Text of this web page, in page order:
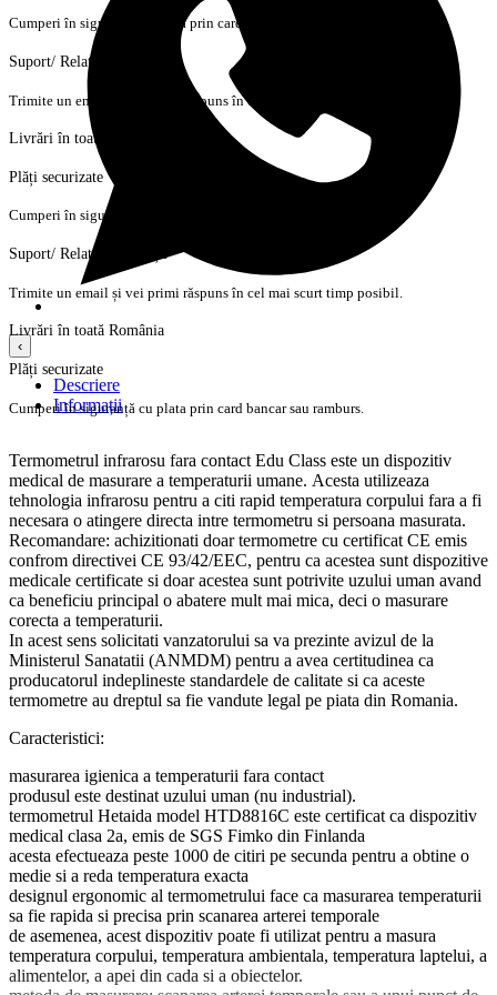
Cumperi în siguranță cu plata prin card bancar sau ramburs.
Suport/ Relații cu clienții
Trimite un email și vei primi răspuns în cel mai scurt timp posibil.
Livrări în toată România
Plăți securizate
Cumperi în siguranță cu plata prin card bancar sau ramburs.
Suport/ Relații cu clienții
Trimite un email și vei primi răspuns în cel mai scurt timp posibil.
Livrări în toată România
Plăți securizate
Cumperi în siguranță cu plata prin card bancar sau ramburs.
‹
Descriere
Informații
Termometrul infrarosu fara contact Edu Class este un dispozitiv
medical de masurare a temperaturii umane. Acesta utilizeaza
tehnologia infrarosu pentru a citi rapid temperatura corpului fara a fi
necesara o atingere directa intre termometru si persoana masurata.
Recomandare: achizitionati doar termometre cu certificat CE emis
confrom directivei CE 93/42/EEC, pentru ca acestea sunt dispozitive
medicale certificate si doar acestea sunt potrivite uzului uman avand
ca beneficiu principal o abatere mult mai mica, deci o masurare
corecta a temperaturii.
In acest sens solicitati vanzatorului sa va prezinte avizul de la
Ministerul Sanatatii (ANMDM) pentru a avea certitudinea ca
producatorul indeplineste standardele de calitate si ca aceste
termometre au dreptul sa fie vandute legal pe piata din Romania.
Caracteristici:
masurarea igienica a temperaturii fara contact
produsul este destinat uzului uman (nu industrial).
termometrul Hetaida model HTD8816C este certificat ca dispozitiv
medical clasa 2a, emis de SGS Fimko din Finlanda
acesta efectueaza peste 1000 de citiri pe secunda pentru a obtine o
medie si a reda temperatura exacta
designul ergonomic al termometrului face ca masurarea temperaturii
sa fie rapida si precisa prin scanarea arterei temporale
de asemenea, acest dispozitiv poate fi utilizat pentru a masura
temperatura corpului, temperatura ambientala, temperatura laptelui, a
alimentelor, a apei din cada si a obiectelor.